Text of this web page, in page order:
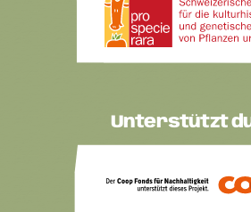
Unterstützt